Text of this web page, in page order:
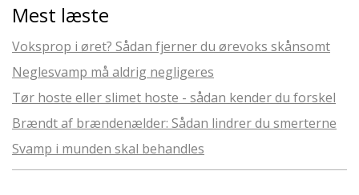
Mest læste
Voksprop i øret? Sådan fjerner du ørevoks skånsomt
Neglesvamp må aldrig negligeres
Tør hoste eller slimet hoste - sådan kender du forskel
Brændt af brændenælder: Sådan lindrer du smerterne
Svamp i munden skal behandles